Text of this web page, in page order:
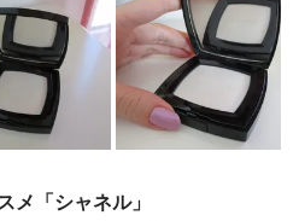
メ「シャネル」